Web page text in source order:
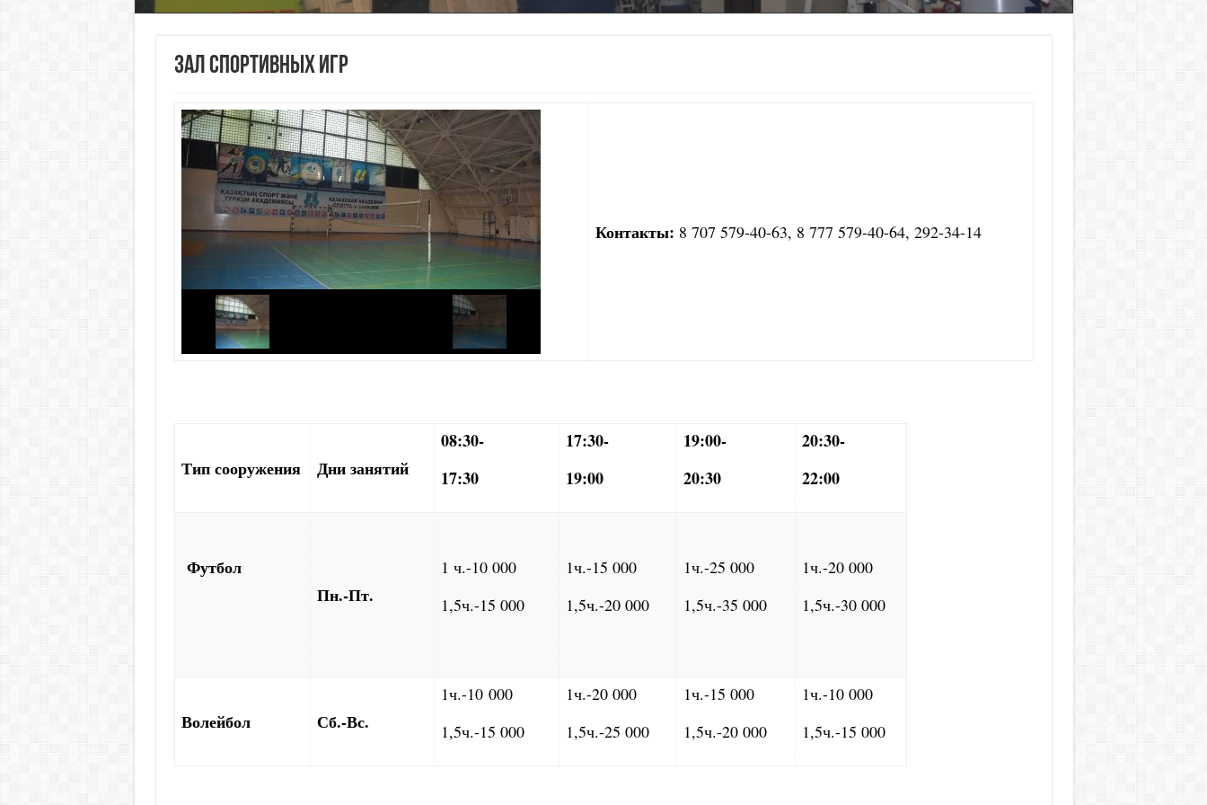
ЗАЛ СПОРТИВНЫХ ИГР
Контакты: 8 707 579-40-63, 8 777 579-40-64, 292-34-14
Тип сооружения Дни занятий
08:30-
17:30
17:30-
19:00
19:00-
20:30
20:30-
22:00
Футбол
Пн.-Пт.
1 ч.-10 000
1,5ч.-15 000
1ч.-15 000
1,5ч.-20 000
1ч.-25 000
1,5ч.-35 000
1ч.-20 000
1,5ч.-30 000
Волейбол Сб.-Вс.
1ч.-10 000
1,5ч.-15 000
1ч.-20 000
1,5ч.-25 000
1ч.-15 000
1,5ч.-20 000
1ч.-10 000
1,5ч.-15 000